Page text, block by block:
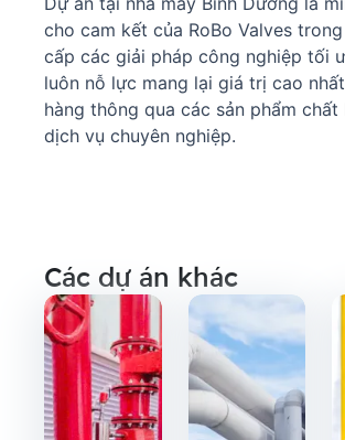
cho cam kết của RoBo Valves
cấp các giải pháp công nghiệp tối
luôn nỗ lực mang lại giá trị cao
hàng thông qua các sản phẩm chất
dịch vụ chuyên nghiệp.
Các dự án khác